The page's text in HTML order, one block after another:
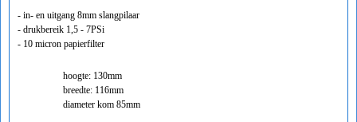
- in- en uitgang 8mm slangpilaar
- drukbereik 1,5 - 7PSi
- 10 micron papierfilter
hoogte: 130mm
breedte: 116mm
diameter kom 85mm